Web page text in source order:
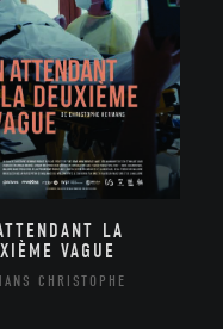
LA
VAGUE
CHRISTOPHE